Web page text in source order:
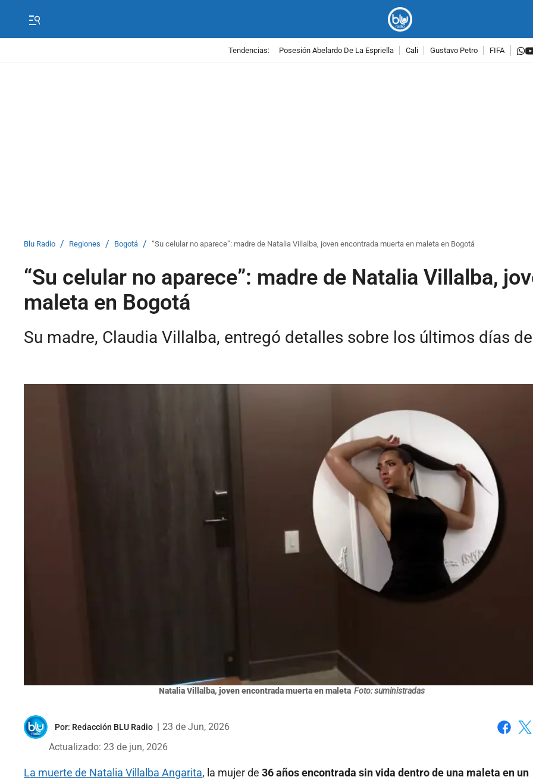
Tendencias: Posesión Abelardo De La Espriella Cali Gustavo Petro FIFA
Blu Radio / Regiones / Bogotá / “Su celular no aparece”: madre de Natalia Villalba, joven encontrada muerta en maleta en Bogotá
“Su celular no aparece”: madre de Natalia Villalba,
maleta en Bogotá
Su madre, Claudia Villalba, entregó detalles sobre los últimos días
Natalia Villalba, joven encontrada muerta en maleta Foto: suministradas
Por: Redacción BLU Radio
23 de Jun, 2026
Actualizado: 23 de jun, 2026
La muerte de Natalia Villalba Angarita, la mujer de 36 años encontrada sin vida dentro de una maleta en un